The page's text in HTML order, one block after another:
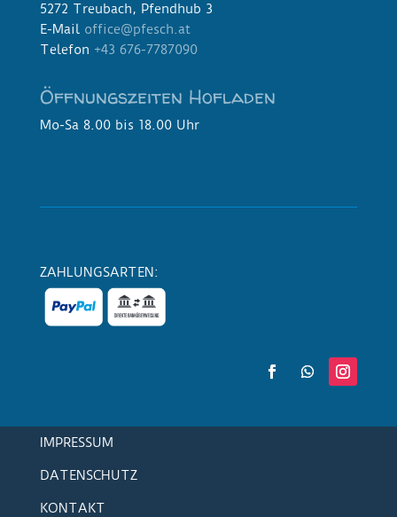
5272 Treubach, Pfendhub 3
E-Mail office@pfesch.at
Telefon +43 676-7787090
Öffnungszeiten Hofladen
Mo-Sa 8.00 bis 18.00 Uhr
ZAHLUNGSARTEN:
IMPRESSUM
DATENSCHUTZ
KONTAKT